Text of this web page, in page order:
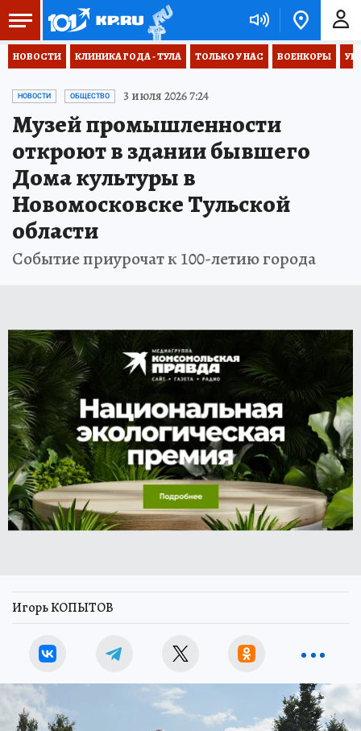
НОВОСТИ КЛИНИКА ГОДА - ТУЛА ТОЛЬКО У НАС ВОЕНКОРЫ
НОВОСТИ ОБЩЕСТВО 3 июля 2026 7:24
Музей промышленности
откроют в здании бывшего
Дома культуры в
Новомосковске Тульской
области
Событие приурочат к 100-летию города
Игорь КОПЫТОВ